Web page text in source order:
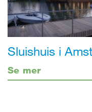
Sluishuis i
Se mer